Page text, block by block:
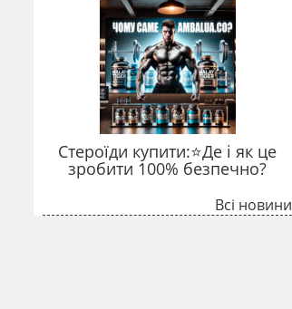
Стероїди купити:⭐Де і як це
зробити 100% безпечно?
Всі новини